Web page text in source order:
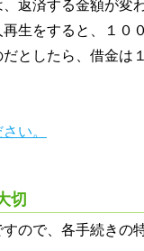
返済する金額が変
生をすると、１０
としたら、借金は
い。
切
ので、各手続きの